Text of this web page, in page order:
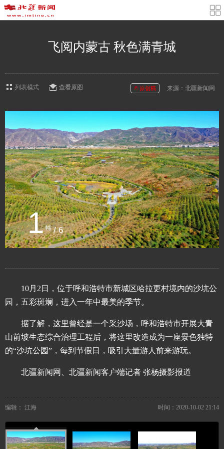
飞阅内蒙古 秋色满青城
列表模式 查看原图 © 原创稿 来源：北疆新闻网
1幅/ 6
10月2日，位于呼和浩特市新城区哈拉更村境内的沙坑公
园，五彩斑斓，进入一年中最美的季节。
据了解，这里曾经是一个采沙场，呼和浩特市开展大青
山前坡生态综合治理工程后，将这里改造成为一座景色独特
的“沙坑公园”，每到节假日，吸引大量游人前来游玩。
北疆新闻网、北疆新闻客户端记者 张杨摄影报道
编辑： 江海 时间：2020-10-02 21:14